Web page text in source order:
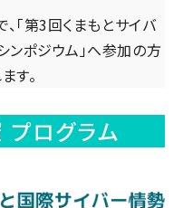
「第3回くまもとサイバ
ンポジウム」へ参加の方
す。
ログラム